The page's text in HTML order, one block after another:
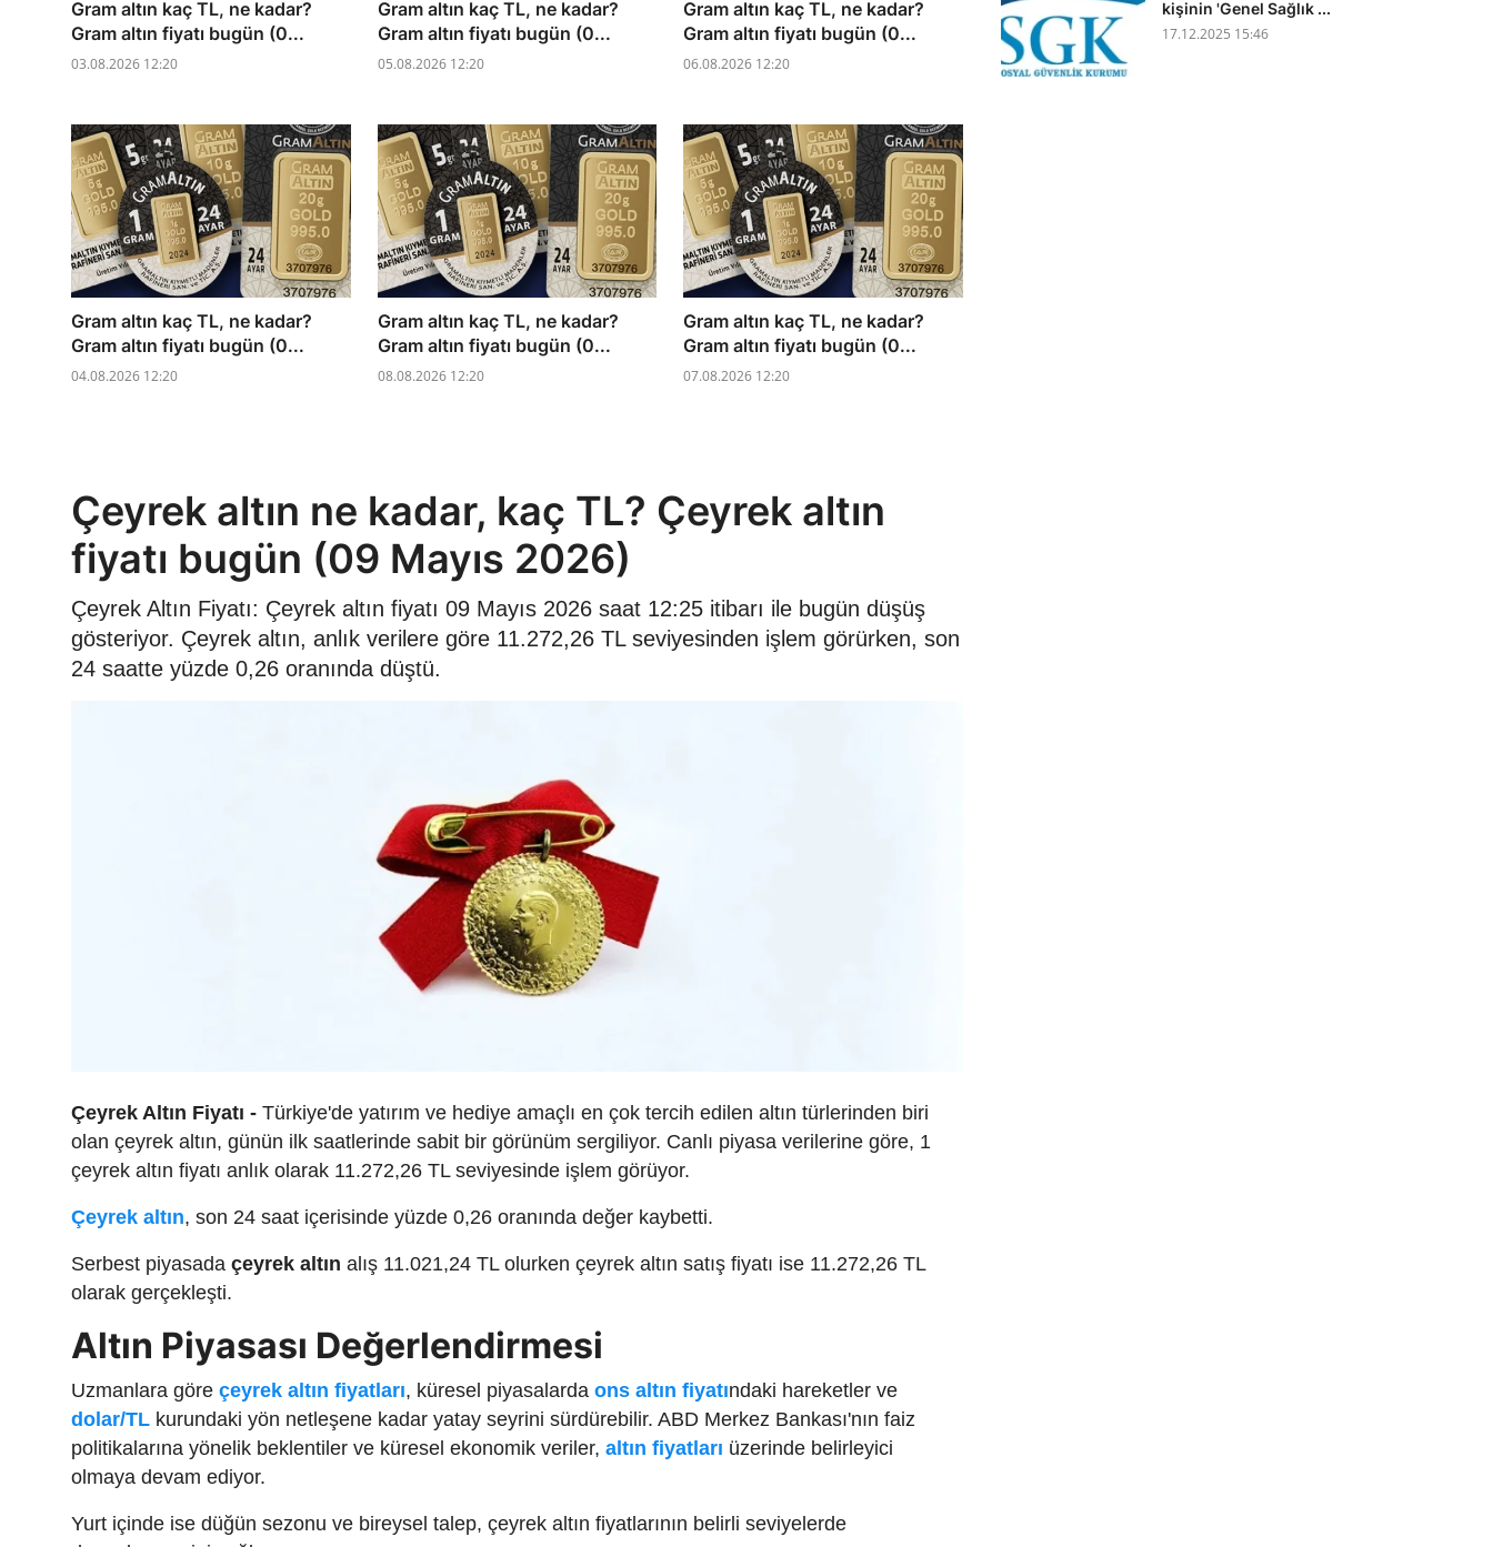
Gram altın kaç TL, ne kadar?
Gram altın fiyatı bugün (0...
03.08.2026 12:20
Gram altın kaç TL, ne kadar?
Gram altın fiyatı bugün (0...
05.08.2026 12:20
Gram altın kaç TL, ne kadar?
Gram altın fiyatı bugün (0...
06.08.2026 12:20
Gram altın kaç TL, ne kadar?
Gram altın fiyatı bugün (0...
04.08.2026 12:20
Gram altın kaç TL, ne kadar?
Gram altın fiyatı bugün (0...
08.08.2026 12:20
Gram altın kaç TL, ne kadar?
Gram altın fiyatı bugün (0...
07.08.2026 12:20
Çeyrek altın ne kadar, kaç TL? Çeyrek altın
fiyatı bugün (09 Mayıs 2026)
Çeyrek Altın Fiyatı: Çeyrek altın fiyatı 09 Mayıs 2026 saat 12:25 itibarı ile bugün düşüş
gösteriyor. Çeyrek altın, anlık verilere göre 11.272,26 TL seviyesinden işlem görürken, son
24 saatte yüzde 0,26 oranında düştü.
Çeyrek Altın Fiyatı - Türkiye'de yatırım ve hediye amaçlı en çok tercih edilen altın türlerinden biri
olan çeyrek altın, günün ilk saatlerinde sabit bir görünüm sergiliyor. Canlı piyasa verilerine göre, 1
çeyrek altın fiyatı anlık olarak 11.272,26 TL seviyesinde işlem görüyor.
Çeyrek altın, son 24 saat içerisinde yüzde 0,26 oranında değer kaybetti.
Serbest piyasada çeyrek altın alış 11.021,24 TL olurken çeyrek altın satış fiyatı ise 11.272,26 TL
olarak gerçekleşti.
Altın Piyasası Değerlendirmesi
Uzmanlara göre çeyrek altın fiyatları, küresel piyasalarda ons altın fiyatındaki hareketler ve
dolar/TL kurundaki yön netleşene kadar yatay seyrini sürdürebilir. ABD Merkez Bankası'nın faiz
politikalarına yönelik beklentiler ve küresel ekonomik veriler, altın fiyatları üzerinde belirleyici
olmaya devam ediyor.
Yurt içinde ise düğün sezonu ve bireysel talep, çeyrek altın fiyatlarının belirli seviyelerde
kişinin 'Genel Sağlık ...
17.12.2025 15:46